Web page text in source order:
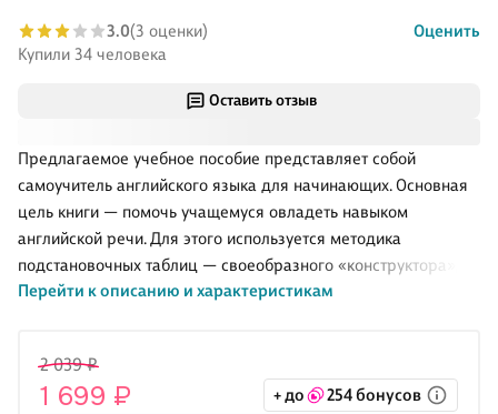
Оставить отзыв
Предлагаемое учебное пособие представляет собой
самоучитель английского языка для начинающих. Основная
цель книги — помочь учащемуся овладеть навыком
английской речи. Для этого используется методика
подстановочных таблиц — своеобразного «конструктора», с
помощью которого учащийся строит английские
способом овладения английским языком для
русскоговорящих учащихся. С помощью фонетического
Перейти к описанию и характеристикам
3.0(3 оценки)
Оценить
Купили 34 человека
2 039 ₽
1 699 ₽ + до 254 бонусов